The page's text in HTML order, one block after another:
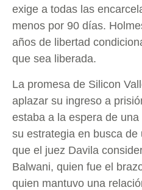
exige a todas las
menos por 90 días.
años de libertad
que sea liberada.
La promesa de Silicon
aplazar su ingreso a
estaba a la espera de
su estrategia en busca
que el juez Davila
Balwani, quien fue el
quien mantuvo una